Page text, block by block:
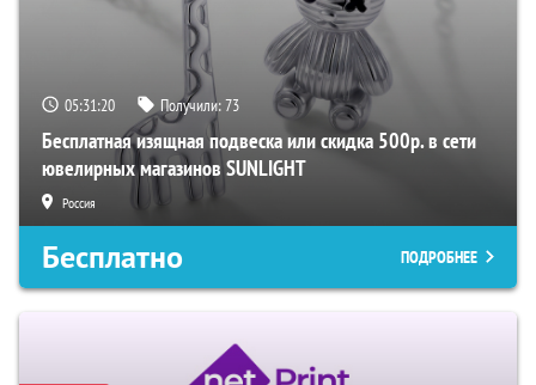
05:31:19 Получили:73
Бесплатная изящная подвеска или скидка 500р. в сети
ювелирных магазинов SUNLIGHT
Россия
Бесплатно ПОДРОБНЕЕ